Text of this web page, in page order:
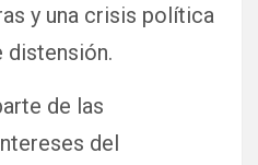
y una crisis política
distensión.
de las
del